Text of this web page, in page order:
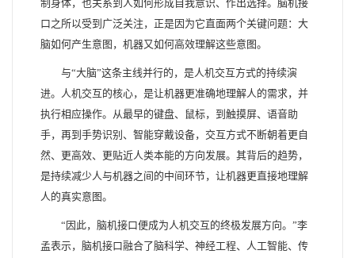
制身体，也关系到人如何形成自我意识、作出选择。脑机接
口之所以受到广泛关注，正是因为它直面两个关键问题：大
脑如何产生意图，机器又如何高效理解这些意图。
与“大脑”这条主线并行的，是人机交互方式的持续演
进。人机交互的核心，是让机器更准确地理解人的需求，并
执行相应操作。从最早的键盘、鼠标，到触摸屏、语音助
手，再到手势识别、智能穿戴设备，交互方式不断朝着更自
然、更高效、更贴近人类本能的方向发展。其背后的趋势，
是持续减少人与机器之间的中间环节，让机器更直接地理解
人的真实意图。
“因此，脑机接口便成为人机交互的终极发展方向。”李
孟表示，脑机接口融合了脑科学、神经工程、人工智能、传